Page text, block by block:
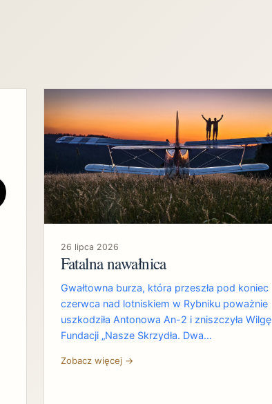
26 lipca 2026
Fatalna nawałnica
Gwałtowna burza, która przeszła pod koniec
czerwca nad lotniskiem w Rybniku poważnie
uszkodziła Antonowa An-2 i zniszczyła Wilgę
Fundacji „Nasze Skrzydła. Dwa…
Zobacz więcej →